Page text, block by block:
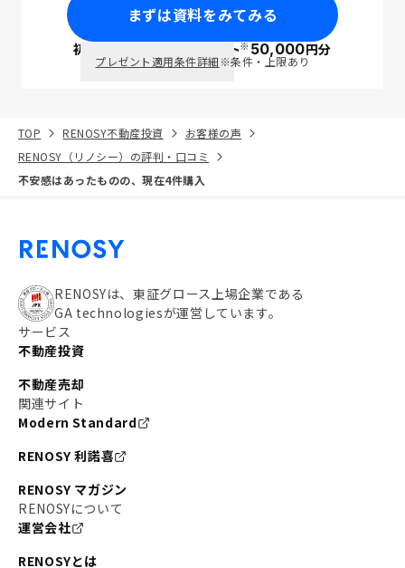
まずは資料をみてみる
初回面談で ポイント※50,000円分
プレゼント適用条件詳細※条件・上限あり
TOP RENOSY不動産投資
お客様の声
RENOSY（リノシー）の評判・口コミ
不安感はあったものの、現在4件購入
RENOSYは、東証グロース上場企業である
GA technologiesが運営しています。
サービス
不動産投資
不動産売却
関連サイト
Modern Standard
RENOSY 利諾喜
RENOSY マガジン
RENOSYについて
運営会社
RENOSYとは